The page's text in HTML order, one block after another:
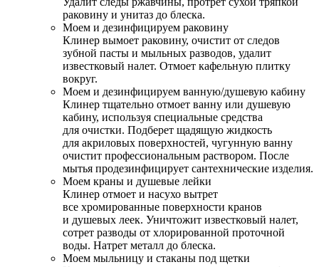
раковину и унитаз до блеска.
Моем и дезинфицируем раковину
Клинер вымоет раковину, очистит от следов
зубной пасты и мыльных разводов, удалит
известковый налет. Отмоет кафельную плитку
вокруг.
Моем и дезинфицируем ванную/душевую кабину
Клинер тщательно отмоет ванну или душевую
кабину, используя специальные средства
для очистки. Подберет щадящую жидкость
для акриловых поверхностей, чугунную ванну
очистит профессиональным раствором. После
мытья продезинфицирует сантехнические изделия.
Моем краны и душевые лейки
Клинер отмоет и насухо вытрет
все хромированные поверхности кранов
и душевых леек. Уничтожит известковый налет,
сотрет разводы от хлорированной проточной
воды. Натрет металл до блеска.
Моем мыльницу и стаканы под щетки